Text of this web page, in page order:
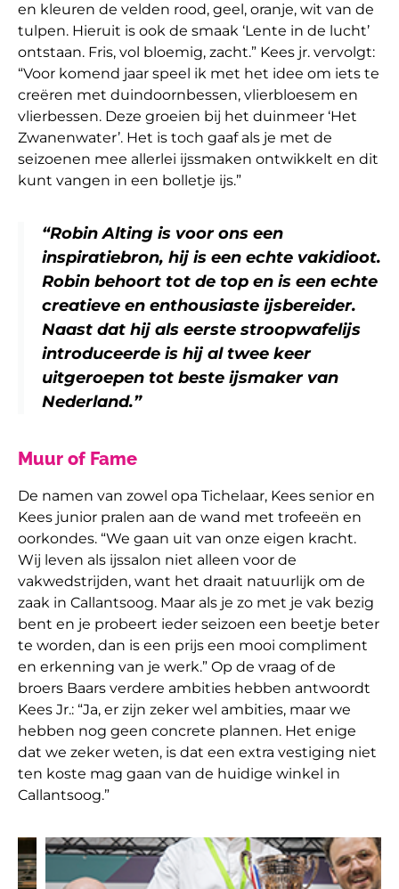
en kleuren de velden rood, geel, oranje, wit van de
tulpen. Hieruit is ook de smaak ‘Lente in de lucht’
ontstaan. Fris, vol bloemig, zacht.” Kees jr. vervolgt:
“Voor komend jaar speel ik met het idee om iets te
creëren met duindoornbessen, vlierbloesem en
vlierbessen. Deze groeien bij het duinmeer ‘Het
Zwanenwater’. Het is toch gaaf als je met de
seizoenen mee allerlei ijssmaken ontwikkelt en dit
kunt vangen in een bolletje ijs.”
“Robin Alting is voor ons een
inspiratiebron, hij is een echte vakidioot.
Robin behoort tot de top en is een echte
creatieve en enthousiaste ijsbereider.
Naast dat hij als eerste stroopwafelijs
introduceerde is hij al twee keer
uitgeroepen tot beste ijsmaker van
Nederland.”
Muur of Fame
De namen van zowel opa Tichelaar, Kees senior en
Kees junior pralen aan de wand met trofeeën en
oorkondes. “We gaan uit van onze eigen kracht.
Wij leven als ijssalon niet alleen voor de
vakwedstrijden, want het draait natuurlijk om de
zaak in Callantsoog. Maar als je zo met je vak bezig
bent en je probeert ieder seizoen een beetje beter
te worden, dan is een prijs een mooi compliment
en erkenning van je werk.” Op de vraag of de
broers Baars verdere ambities hebben antwoordt
Kees Jr.: “Ja, er zijn zeker wel ambities, maar we
hebben nog geen concrete plannen. Het enige
dat we zeker weten, is dat een extra vestiging niet
ten koste mag gaan van de huidige winkel in
Callantsoog.”